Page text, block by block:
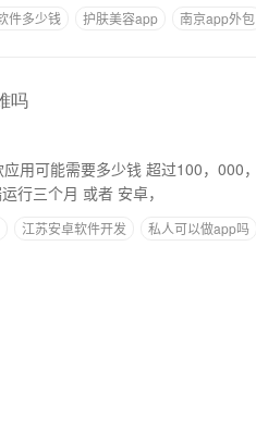
件多少钱 护肤美容app 南京app外包
吗
000，5w线路码。听听别人怎么
说。 你自己想办法。ios在每个工程师的后端运行三个月 或者 安卓，
江苏安卓软件开发 私人可以做app吗